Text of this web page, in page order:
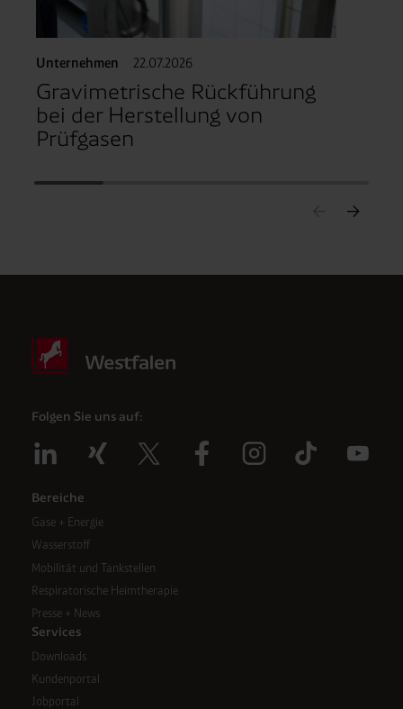
Unternehmen 22.07.2026
Gravimetrische Rückführung
bei der Herstellung von
Prüfgasen
Folgen Sie uns auf:
Bereiche
Gase + Energie
Wasserstoff
Mobilität und Tankstellen
Respiratorische Heimtherapie
Presse + News
Services
Downloads
Kundenportal
Jobportal